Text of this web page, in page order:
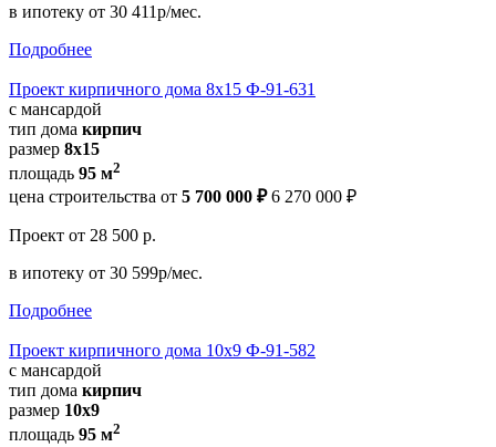
в ипотеку от 30 411р/мес.
Подробнее
Проект кирпичного дома 8х15 Ф-91-631
с мансардой
тип дома кирпич
размер 8x15
площадь 95 м2
цена строительства от 5 700 000 ₽ 6 270 000 ₽
Проект от 28 500 р.
в ипотеку от 30 599р/мес.
Подробнее
Проект кирпичного дома 10х9 Ф-91-582
с мансардой
тип дома кирпич
размер 10х9
площадь 95 м2